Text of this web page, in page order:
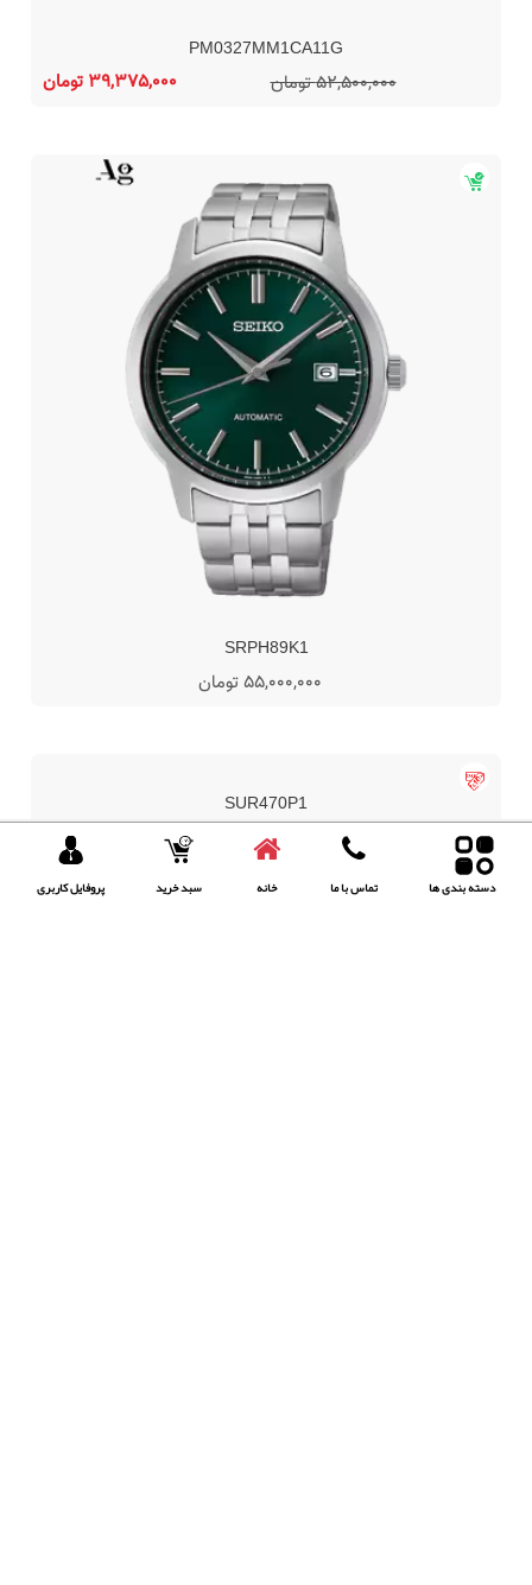
PM0327MM1CA11G
52,500,000 تومان
دسته بندی ها تماس با ما خانه سبد خرید پروفایل کاربری